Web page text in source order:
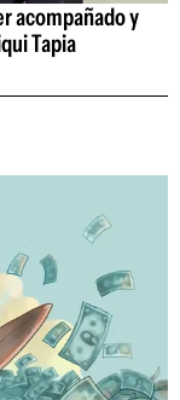
acompañado y
Tapia